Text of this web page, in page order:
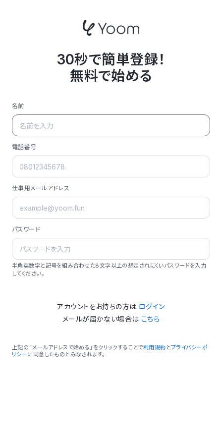
30秒で簡単登録！
無料で始める
名前
電話番号
仕事用メールアドレス
パスワード
半角英数字と記号を組み合わせた8文字以上の想定されにくいパスワードを入力
してください。
アカウントをお持ちの方は ログイン
メールが届かない場合は こちら
上記の「メールアドレスで始める」をクリックすることで利用規約 とプライバシーポ
リシーに同意したものとみなされます。